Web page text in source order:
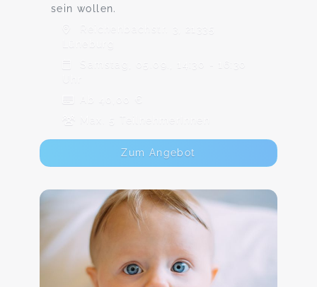
sein wollen.
Reichenbachstr. 3, 21335
Samstag, 05.09., 14:30 - 16:30
Ab 40,00 €
Max. 5 TeilnehmerInnen
Zum Angebot